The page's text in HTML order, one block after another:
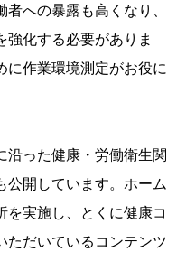
への暴露も高くなり、
強化する必要がありま
に作業環境測定がお役に
沿った健康・労働衛生関
公開しています。ホーム
を実施し、とくに健康コ
ただいているコンテンツ